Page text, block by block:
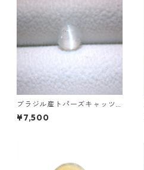
ブラジル産トパーズキャッツ
アイ ラウンドカボションルー
ス 1.6ct 6.4mm*4.3mm
¥7,500